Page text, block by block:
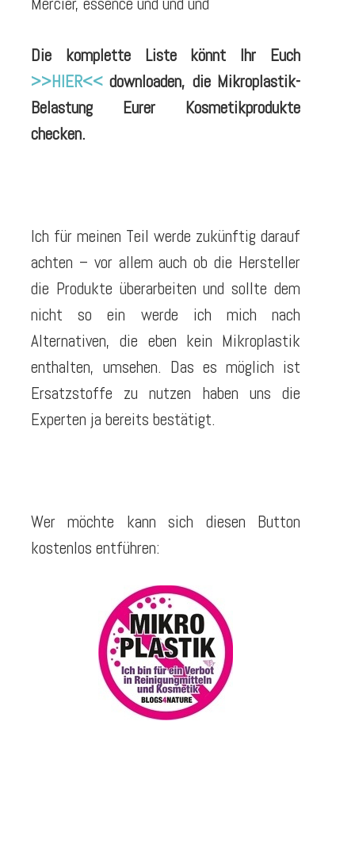
Die komplette Liste könnt Ihr Euch
>>HIER<< downloaden, die Mikroplastik-
Belastung Eurer Kosmetikprodukte
checken.
Ich für meinen Teil werde zukünftig darauf
achten – vor allem auch ob die Hersteller
die Produkte überarbeiten und sollte dem
nicht so ein werde ich mich nach
Alternativen, die eben kein Mikroplastik
enthalten, umsehen. Das es möglich ist
Ersatzstoffe zu nutzen haben uns die
Experten ja bereits bestätigt.
Wer möchte kann sich diesen Button
kostenlos entführen: